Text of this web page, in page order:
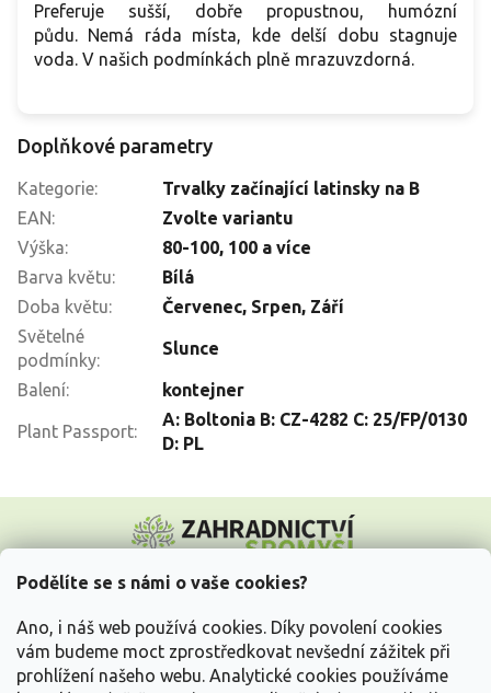
Podělíte se s námi o vaše cookies?
Ano, i náš web používá cookies. Díky povolení cookies
vám budeme moct zprostředkovat nevšední zážitek při
prohlížení našeho webu. Analytické cookies používáme
Preferuje sušší, dobře propustnou, humózní
půdu. Nemá ráda místa, kde delší dobu stagnuje
voda. V našich podmínkách plně mrazuvzdorná.
Doplňkové parametry
Kategorie:
Trvalky začínající latinsky na B
EAN:
Zvolte variantu
Výška: 80-100, 100 a více
Barva květu:
Bílá
Doba květu: Červenec, Srpen, Září
Světelné
podmínky:
Slunce
Balení: kontejner
Plant Passport:
A: Boltonia B: CZ-4282 C: 25/FP/0130
D: PL
p
Vše o nákupu
Informace pro Vás